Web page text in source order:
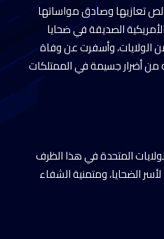
تعازيها وصادق مواساتها
الصديقة في ضحايا
الولايات، وأسفرت عن وفاة
أضرار جسيمة في الممتلكات
المتحدة في هذا الظرف
الضحايا، ومتمنية الشفاء